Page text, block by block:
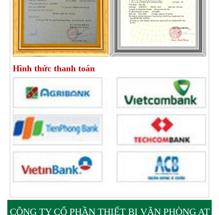
Hình thức thanh toán
CÔNG TY CỔ PHẦN THIẾT BỊ VĂN PHÒNG AT